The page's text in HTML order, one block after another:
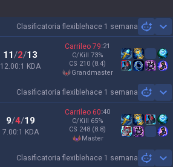
Clasificatoria flexiblehace 1 semana
11/2/13
12.00:1 KDA
Carrileo 79:21
C/Kill 73%
CS 210 (8.4)
grandmaster
Clasificatoria flexiblehace 1 semana
9/4/19
7.00:1 KDA
Carrileo 60:40
C/Kill 65%
CS 248 (8.8)
master
Clasificatoria flexiblehace 1 semana